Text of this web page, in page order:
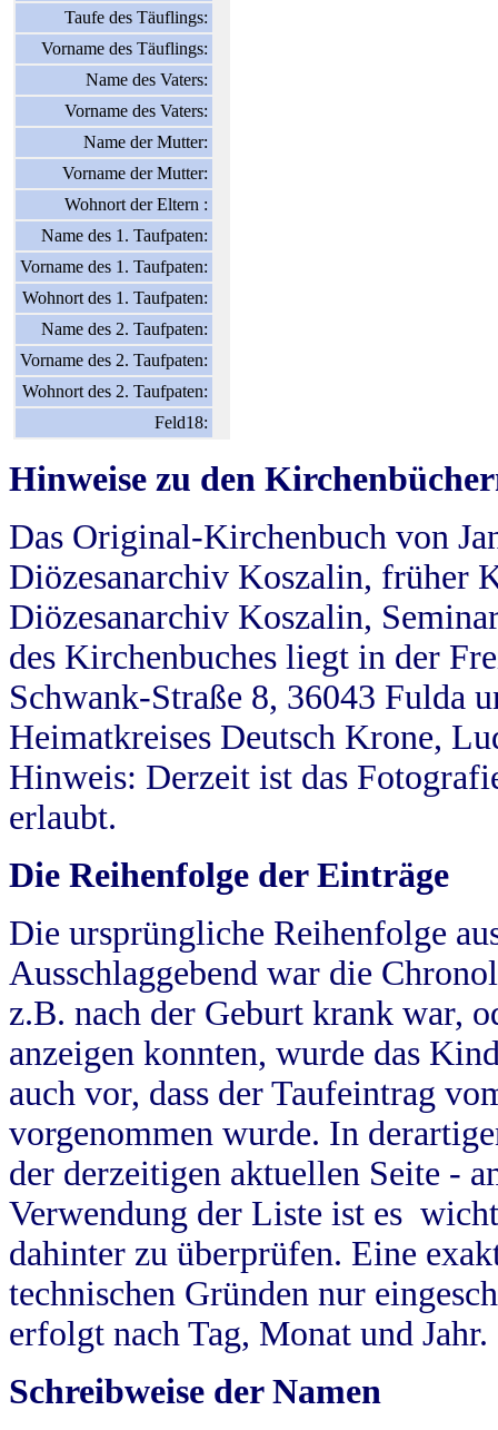
Taufe des Täuflings:
Vorname des Täuflings:
Name des Vaters:
Vorname des Vaters:
Name der Mutter:
Vorname der Mutter:
Wohnort der Eltern :
Name des 1. Taufpaten:
Vorname des 1. Taufpaten:
Wohnort des 1. Taufpaten:
Name des 2. Taufpaten:
Vorname des 2. Taufpaten:
Wohnort des 2. Taufpaten:
Feld18:
Hinweise zu den
Das Original-Kirchenbuch von
Diözesanarchiv Koszalin, früher
Diözesanarchiv Koszalin,
des Kirchenbuches liegt in der
Schwank-Straße 8, 36043 Fulda
Heimatkreises Deutsch Krone,
Hinweis: Derzeit ist das
erlaubt.
Die Reihenfolge der Einträge
Die ursprüngliche Reihenfolge
Ausschlaggebend war die
z.B. nach der Geburt krank war,
anzeigen konnten, wurde das
auch vor, dass der Taufeintrag
vorgenommen wurde. In
der derzeitigen aktuellen Seite -
Verwendung der Liste ist es
dahinter zu überprüfen. Eine
technischen Gründen nur
erfolgt nach Tag, Monat und Jahr.
Schreibweise der Namen